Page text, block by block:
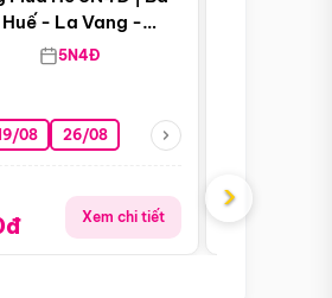
09/09 12/09
- La Vang -
5N4Đ
08 26/08
Xem chi tiết
Giá từ:
›